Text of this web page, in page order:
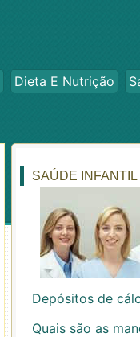
Dieta E Nutrição
SAÚDE INFANTIL
Depósitos de
Quais são as